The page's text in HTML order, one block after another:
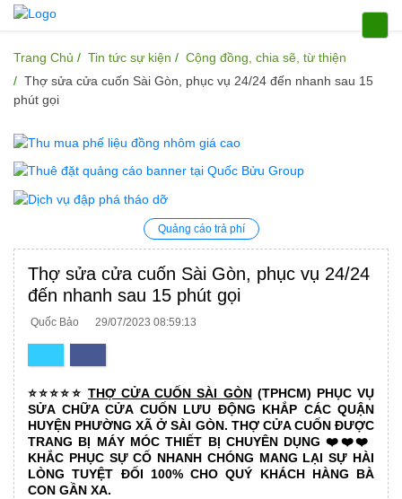
Trang Chủ Tin tức sự kiện
Cộng đồng, chia sẽ, từ thiện
Thợ sửa cửa cuốn Sài Gòn, phục vụ 24/24 đến nhanh sau 15
phút gọi
Quảng cáo trả phí
Thợ sửa cửa cuốn Sài Gòn, phục vụ 24/24
đến nhanh sau 15 phút gọi
Quốc Bảo 29/07/2023 08:59:13
⭐⭐⭐⭐⭐ THỢ CỬA CUỐN SÀI GÒN(TPHCM) PHỤC VỤ
SỬA CHỮA CỬA CUỐN LƯU ĐỘNG KHẮP CÁC QUẬN
HUYỆN PHƯỜNG XÃ Ở SÀI GÒN. THỢ CỬA CUỐN ĐƯỢC
TRANG BỊ MÁY MÓC THIẾT BỊ CHUYÊN DỤNG ❤️❤️❤️
KHẮC PHỤC SỰ CỐ NHANH CHÓNG MANG LẠI SỰ HÀI
LÒNG TUYỆT ĐỐI 100% CHO QUÝ KHÁCH HÀNG BÀ
CON GẦN XA.